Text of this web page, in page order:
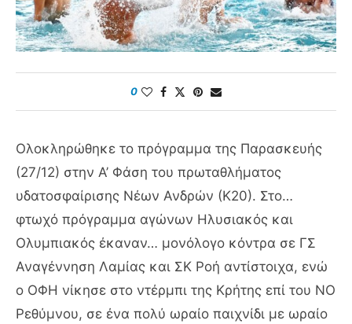
0
Ολοκληρώθηκε το πρόγραμμα της Παρασκευής
(27/12) στην Α’ Φάση του πρωταθλήματος
υδατοσφαίρισης Νέων Ανδρών (Κ20). Στο…
φτωχό πρόγραμμα αγώνων Ηλυσιακός και
Ολυμπιακός έκαναν… μονόλογο κόντρα σε ΓΣ
Αναγέννηση Λαμίας και ΣΚ Ροή αντίστοιχα, ενώ
ο ΟΦΗ νίκησε στο ντέρμπι της Κρήτης επί του ΝΟ
Ρεθύμνου, σε ένα πολύ ωραίο παιχνίδι με ωραίο